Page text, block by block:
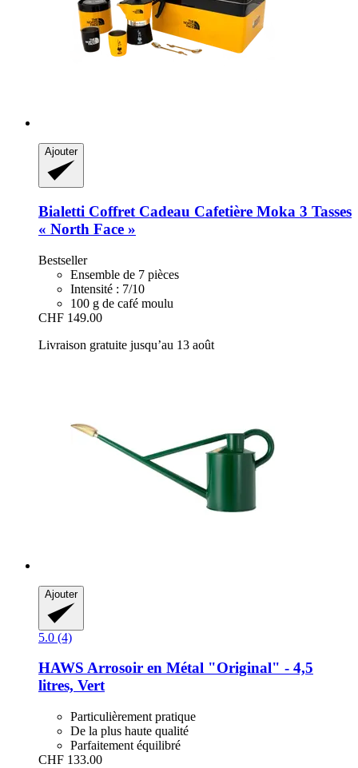
Ajouter
Bialetti Coffret Cadeau Cafetière Moka 3 Tasses
« North Face »
Bestseller
Ensemble de 7 pièces
Intensité : 7/10
100 g de café moulu
CHF 149.00
Livraison gratuite jusqu’au 13 août
Ajouter
5.0 (4)
HAWS Arrosoir en Métal "Original" -​ 4,5
litres, Vert
Particulièrement pratique
De la plus haute qualité
Parfaitement équilibré
CHF 133.00